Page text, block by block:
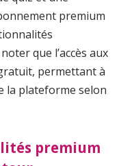
premium
que l’accès aux
permettant à
la plateforme selon
premium